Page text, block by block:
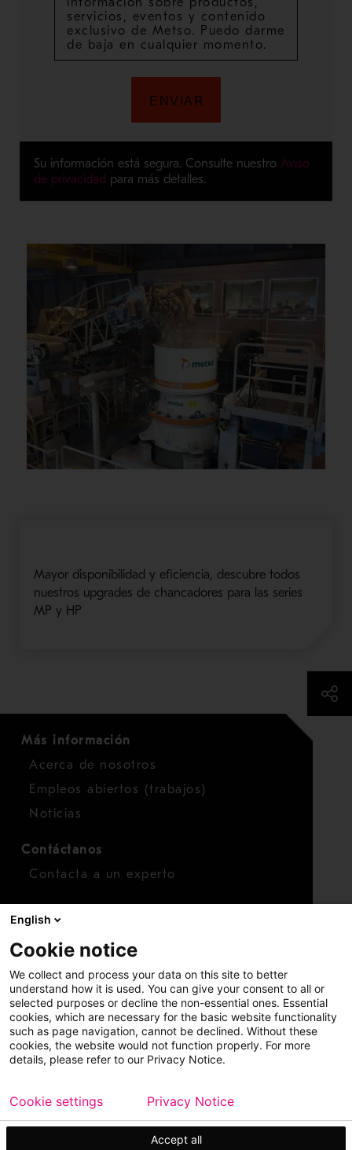
Su información está segura. Consulte nuestro Aviso
de privacidad para más detalles.
Mayor disponibilidad y eficiencia, descubre todos
nuestros upgrades de chancadores para las series
MP y HP
Más información
Acerca de nosotros
Empleos abiertos (trabajos)
Noticias
Contáctanos
Contacta a un experto
Finanzas
Acciones
Copyright © 2026 Metso
Mapa del sitio
Información legal
Privacidad Marca comercial
English
Cookie notice
We collect and process your data on this site to better
understand how it is used. You can give your consent to all or
selected purposes or decline the non-essential ones. Essential
cookies, which are necessary for the basic website functionality
such as page navigation, cannot be declined. Without these
cookies, the website would not function properly. For more
details, please refer to our Privacy Notice.
Accept all
Cookie settings Privacy Notice